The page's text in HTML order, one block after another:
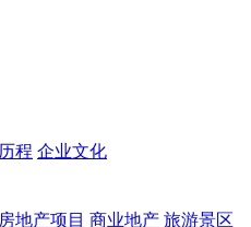
程 企业文化
房地产项目 商业地产 旅游景区